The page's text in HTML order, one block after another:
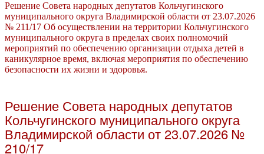
Решение Совета народных депутатов Кольчугинского
муниципального округа Владимирской области от 23.07.2026
№ 211/17 Об осуществлении на территории Кольчугинского
муниципального округа в пределах своих полномочий
мероприятий по обеспечению организации отдыха детей в
каникулярное время, включая мероприятия по обеспечению
безопасности их жизни и здоровья.
Решение Совета народных депутатов
Кольчугинского муниципального округа
Владимирской области от 23.07.2026 №
210/17